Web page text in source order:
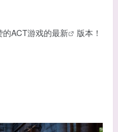
ACT游戏的最新 版本！